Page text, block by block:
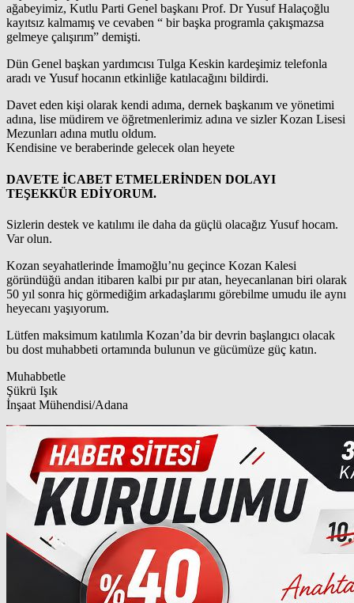
ağabeyimiz, Kutlu Parti Genel başkanı Prof. Dr Yusuf Halaçoğlu
kayıtsız kalmamış ve cevaben “ bir başka programla çakışmazsa
gelmeye çalışırım” demişti.
Dün Genel başkan yardımcısı Tulga Keskin kardeşimiz telefonla
aradı ve Yusuf hocanın etkinliğe katılacağını bildirdi.
Davet eden kişi olarak kendi adıma, dernek başkanım ve yönetimi
adına, lise müdirem ve öğretmenlerimiz adına ve sizler Kozan Lisesi
Mezunları adına mutlu oldum.
Kendisine ve beraberinde gelecek olan heyete
DAVETE İCABET ETMELERİNDEN DOLAYI
TEŞEKKÜR EDİYORUM.
Sizlerin destek ve katılımı ile daha da güçlü olacağız Yusuf hocam.
Var olun.
Kozan seyahatlerinde İmamoğlu’nu geçince Kozan Kalesi
göründüğü andan itibaren kalbi pır pır atan, heyecanlanan biri olarak
50 yıl sonra hiç görmediğim arkadaşlarımı görebilme umudu ile aynı
heyecanı yaşıyorum.
Lütfen maksimum katılımla Kozan’da bir devrin başlangıcı olacak
bu dost muhabbeti ortamında bulunun ve gücümüze güç katın.
Muhabbetle
Şükrü Işık
İnşaat Mühendisi/Adana